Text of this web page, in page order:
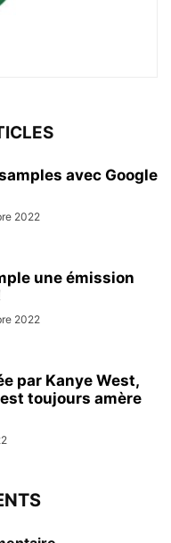
avec Google
2022
une émission
2022
par Kanye West,
toujours amère